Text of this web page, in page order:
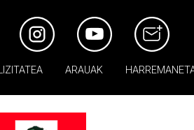
ARAUAK